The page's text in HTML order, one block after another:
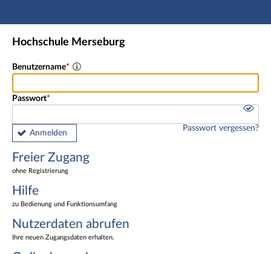
Hauptnavigation
Freier Zugang
Nutzerdaten abrufen
Fußzeile
Hochschule Merseburg
Benutzername
Passwort
Anmelden
Passwort vergessen?
Freier Zugang
ohne Registrierung
Hilfe
zu Bedienung und Funktionsumfang
Nutzerdaten abrufen
Ihre neuen Zugangsdaten erhalten.